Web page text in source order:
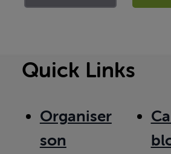
Quick Links
Organiser
son